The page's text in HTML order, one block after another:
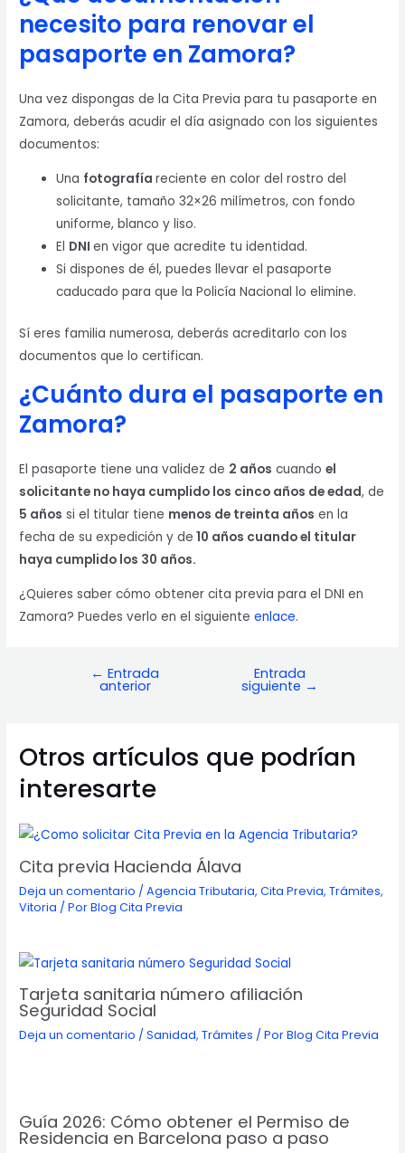
necesito para renovar el
pasaporte en Zamora?
Una vez dispongas de la Cita Previa para tu pasaporte en
Zamora, deberás acudir el día asignado con los siguientes
documentos:
Una fotografíareciente en color del rostro del
solicitante, tamaño 32×26 milímetros, con fondo
uniforme, blanco y liso.
El DNIen vigor que acredite tu identidad.
Si dispones de él, puedes llevar el pasaporte
caducado para que la Policía Nacional lo elimine.
Sí eres familia numerosa, deberás acreditarlo con los
documentos que lo certifican.
¿Cuánto dura el pasaporte en
Zamora?
El pasaporte tiene una validez de 2 años cuandoel
solicitante no haya cumplido los cinco años de edad, de
5 años si el titular tiene menos de treinta años en la
fecha de su expedición y de 10 años cuando el titular
haya cumplido los 30 años.
¿Quieres saber cómo obtener cita previa para el DNI en
Zamora? Puedes verlo en el siguienteenlace.
Navegación
← Entrada
anterior
Entrada
siguiente →
Otros artículos que podrían
interesarte
Cita previa Hacienda Álava
Deja un comentario /Agencia Tributaria,Cita Previa,Trámites,
Vitoria / PorBlog Cita Previa
Tarjeta sanitaria número afiliación
Seguridad Social
Deja un comentario /Sanidad,Trámites / PorBlog Cita Previa
Guía 2026: Cómo obtener el Permiso de
Residencia en Barcelona paso a paso